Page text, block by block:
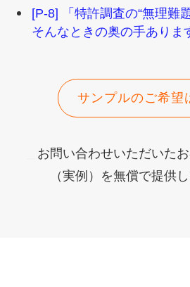
[P-8] 「特許調査の“無理難
そんなときの奥の手ありま
サンプルのご希望
お問い合わせいただいた
（実例）を無償で提供